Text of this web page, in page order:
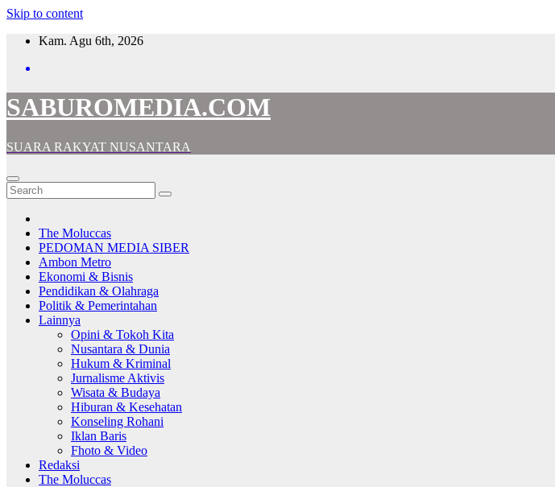
Skip to content
Kam. Agu 6th, 2026
SABUROMEDIA.COM
SUARA RAKYAT NUSANTARA
The Moluccas
PEDOMAN MEDIA SIBER
Ambon Metro
Ekonomi & Bisnis
Pendidikan & Olahraga
Politik & Pemerintahan
Lainnya
Opini & Tokoh Kita
Nusantara & Dunia
Hukum & Kriminal
Jurnalisme Aktivis
Wisata & Budaya
Hiburan & Kesehatan
Konseling Rohani
Iklan Baris
Fhoto & Video
Redaksi
The Moluccas